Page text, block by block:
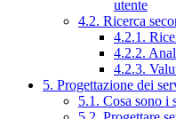
utente
4.2. Ricerca
4.2.1.
4.2.2.
4.2.3.
5. Progettazione dei
5.1. Cosa sono i